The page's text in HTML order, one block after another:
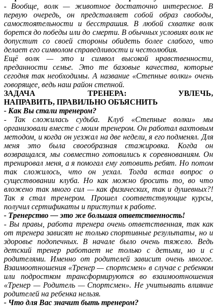
- Вообще, волк — животное достаточно интересное. В
первую очередь, он представляет собой образ свободы,
самостоятельности и бесстрашия. В любой схватке волк
борется до победы или до смерти. В обычных условиях волк не
допустит со своей стороны обидеть более слабого, что
делает его символом справедливости и честолюбия.
Ещё волк — это и символ высокой нравственности,
преданности семье. Это те базовые качества, которые
сегодня так необходимы. А название «Степные волки» очень
говорящее, ведь наш район степной.
ЗАДАЧА ТРЕНЕРА: УВЛЕЧЬ,
НАПРАВИТЬ, ПРАВИЛЬНО ОБЪЯСНИТЬ
- Как Вы стали тренером?
- Так сложилась судьба. Клуб «Степные волки» мы
организовали вместе с моим тренером. Он работал вахтовым
методом, и когда он уезжал на две недели, я его подменял. Для
меня это была своеобразная стажировка. Когда он
возвращался, мы совместно готовились к соревнованиям. Он
тренировал меня, а я помогал ему готовить ребят. Но потом
так сложилось, что он уехал. Тогда встал вопрос о
существовании клуба. Но как можно бросить то, во что
вложено так много сил — как физических, так и душевных?!
Так я стал тренером. Прошел соответствующие курсы,
получил сертификаты и приступил к работе.
- Тренерство — это же большая ответственность!
- Вы правы, работа тренера очень ответственная, так как
от тренера зависят не только спортивные результаты, но и
здоровье подопечных. В начале было очень тяжело. Ведь
детский тренер работает не только с детьми, но и с
родителями. Именно от родителей зависит очень многое.
Взаимоотношения «Тренер — спортсмен» в случае с ребенком
или подростком трансформируются во взаимоотношения
«Тренер — Родитель — Спортсмен». Не учитывать влияние
родителей на ребенка нельзя.
- Что для Вас значит быть тренером?